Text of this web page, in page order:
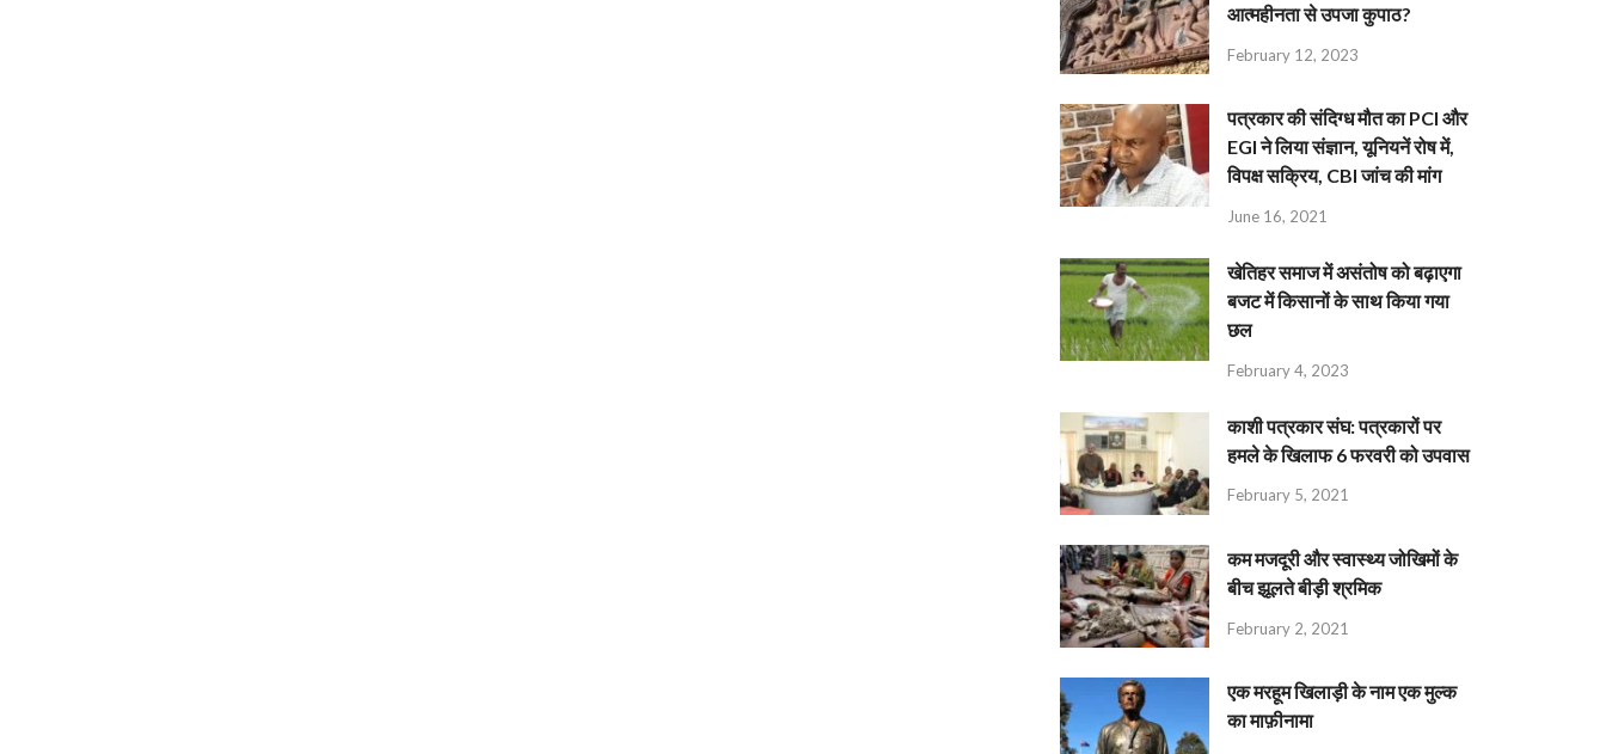
आत्महीनता से उपजा कुपाठ?
February 12, 2023
पत्रकार की संदिग्ध मौत का PCI और
EGI ने लिया संज्ञान, यूनियनें रोष में,
विपक्ष सक्रिय, CBI जांच की मांग
June 16, 2021
खेतिहर समाज में असंतोष को बढ़ाएगा
बजट में किसानों के साथ किया गया
छल
February 4, 2023
काशी पत्रकार संघ: पत्रकारों पर
हमले के खिलाफ 6 फरवरी को उपवास
February 5, 2021
कम मजदूरी और स्वास्थ्य जोखिमों के
बीच झूलते बीड़ी श्रमिक
February 2, 2021
एक मरहूम खिलाड़ी के नाम एक मुल्क
का माफ़ीनामा